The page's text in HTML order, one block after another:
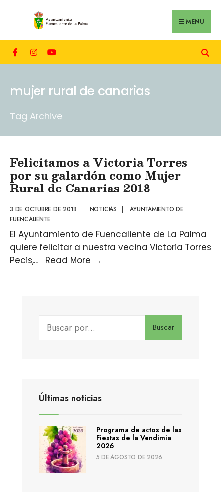
MENU
mujer rural de canarias
Tag Archive
Felicitamos a Victoria Torres
por su galardón como Mujer
Rural de Canarias 2018
3 DE OCTUBRE DE 2018 | NOTICIAS |
AYUNTAMIENTO DE
FUENCALIENTE
El Ayuntamiento de Fuencaliente de La Palma
quiere felicitar a nuestra vecina Victoria Torres
Pecis,... Read More →
Buscar
Últimas noticias
Programa de actos de las
Fiestas de la Vendimia
2026
5 DE AGOSTO DE 2026